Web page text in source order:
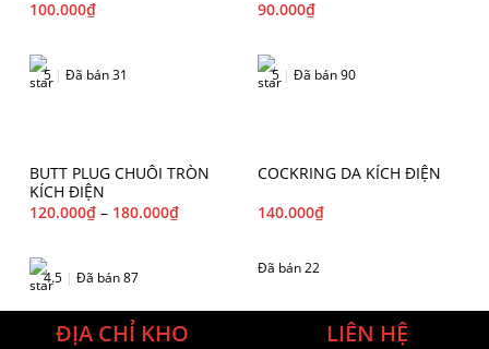
100.000₫
5 | Đã bán 31
90.000₫
5 | Đã bán 90
BUTT PLUG CHUÔI TRÒN
KÍCH ĐIỆN
120.000₫ – 180.000₫
4.5 | Đã bán 87
COCKRING DA KÍCH ĐIỆN
140.000₫
Đã bán 22
ĐỊA CHỈ KHO LIÊN HỆ